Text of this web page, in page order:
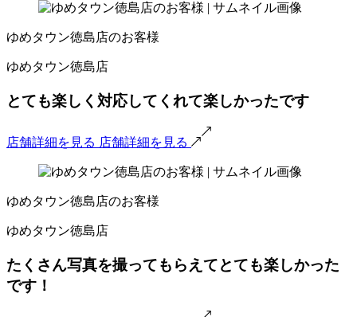
ゆめタウン徳島店のお客様
ゆめタウン徳島店
とても楽しく対応してくれて楽しかったです
店舗詳細を見る 店舗詳細を見る
ゆめタウン徳島店のお客様
ゆめタウン徳島店
たくさん写真を撮ってもらえてとても楽しかった
です！